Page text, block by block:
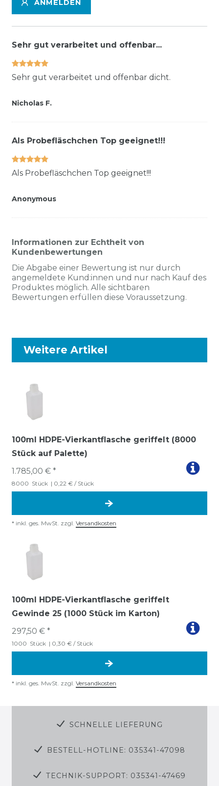
ANMELDEN
Sehr gut verarbeitet und offenbar...
Sehr gut verarbeitet und offenbar dicht.
Nicholas F.
Als Probefläschchen Top geeignet!!!
Als Probefläschchen Top geeignet!!!
Anonymous
Informationen zur Echtheit von
Kundenbewertungen
Die Abgabe einer Bewertung ist nur durch
angemeldete Kund:innen und nur nach Kauf des
Produktes möglich. Alle sichtbaren
Bewertungen erfüllen diese Voraussetzung.
Weitere Artikel
100ml HDPE-Vierkantflasche geriffelt (8000
Stück auf Palette)
1.785,00 € *
8000 Stück | 0,22 € / Stück
* inkl. ges. MwSt. zzgl. Versandkosten
100ml HDPE-Vierkantflasche geriffelt
Gewinde 25 (1000 Stück im Karton)
297,50 € *
1000 Stück | 0,30 € / Stück
* inkl. ges. MwSt. zzgl. Versandkosten
SCHNELLE LIEFERUNG
BESTELL-HOTLINE: 035341-47098
TECHNIK-SUPPORT: 035341-47469